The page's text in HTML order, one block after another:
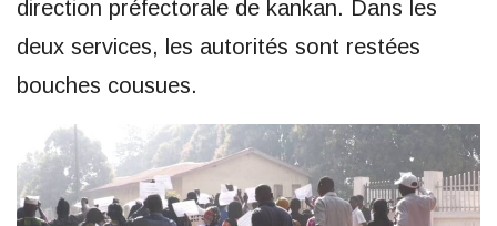
direction préfectorale de kankan. Dans les
deux services, les autorités sont restées
bouches cousues.